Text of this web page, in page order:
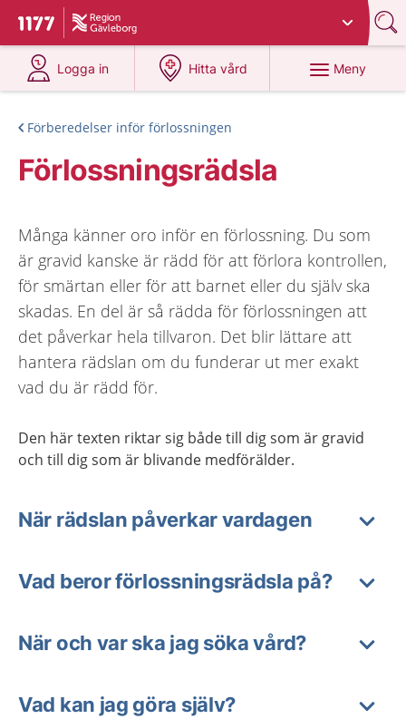
Till startsidan för 1177
Du har valt region
Logga in
på 1177.se
Hitta vård
på 1177.se
Meny
Förberedelser inför förlossningen
Förlossningsrädsla
Många känner oro inför en förlossning. Du som
är gravid kanske är rädd för att förlora kontrollen,
för smärtan eller för att barnet eller du själv ska
skadas. En del är så rädda för förlossningen att
det påverkar hela tillvaron. Det blir lättare att
hantera rädslan om du funderar ut mer exakt
vad du är rädd för.
Den här texten riktar sig både till dig som är gravid
och till dig som är blivande medförälder.
När rädslan påverkar vardagen
Vad beror förlossningsrädsla på?
När och var ska jag söka vård?
Vad kan jag göra själv?